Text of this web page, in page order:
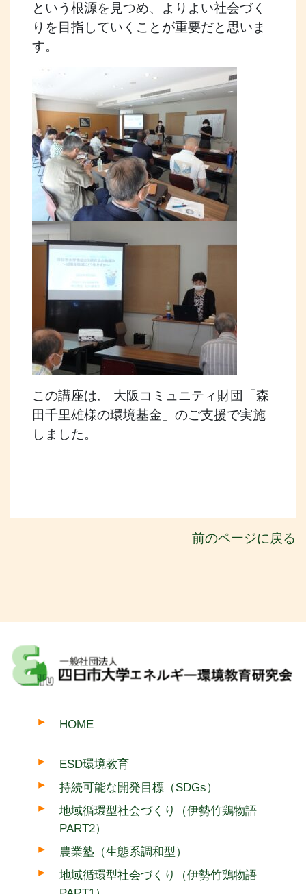
という根源を見つめ、よりよい社会づく
りを目指していくことが重要だと思いま
す。
この講座は, 大阪コミュニティ財団「森
田千里雄様の環境基金」のご支援で実施
しました。
前のページに戻る
HOME
ESD環境教育
持続可能な開発目標（SDGs）
地域循環型社会づくり（伊勢竹鶏物語
PART2）
農業塾（生態系調和型）
地域循環型社会づくり（伊勢竹鶏物語